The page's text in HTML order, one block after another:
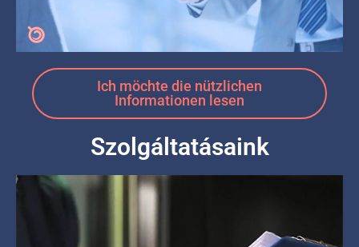
Ich möchte die nützlichen
Informationen lesen
Szolgáltatásaink